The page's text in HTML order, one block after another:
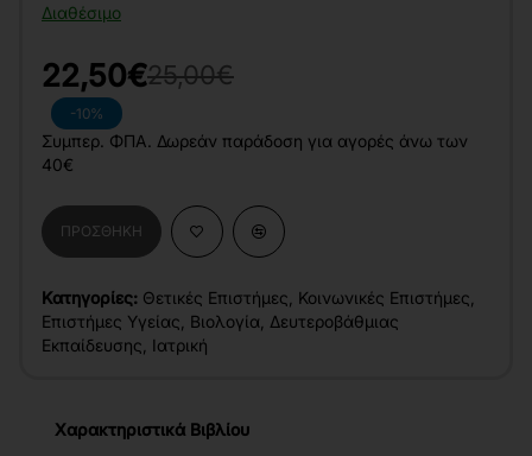
Διαθέσιμο
-10%
22,50€25,00€
Συμπερ. ΦΠΑ. Δωρεάν παράδοση για αγορές άνω των
40€
ΠΡΟΣΘΉΚΗ
Κατηγορίες: Θετικές Επιστήμες Κοινωνικές Επιστήμες
Επιστήμες Υγείας Βιολογία Δευτεροβάθμιας
Εκπαίδευσης Ιατρική
Χαρακτηριστικά Βιβλίου